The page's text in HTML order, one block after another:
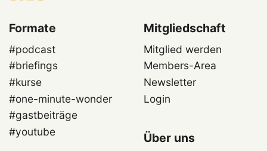
Formate
#podcast
#briefings
#kurse
#one-minute-wonder
#gastbeiträge
#youtube
Mitgliedschaft
Mitglied werden
Members-Area
Newsletter
Login
Über uns